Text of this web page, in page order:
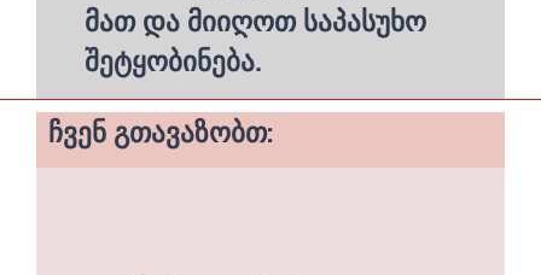
მათ და მიიღოთ საპასუხო
შეტყობინება.
ჩვენ გთავაზობთ: